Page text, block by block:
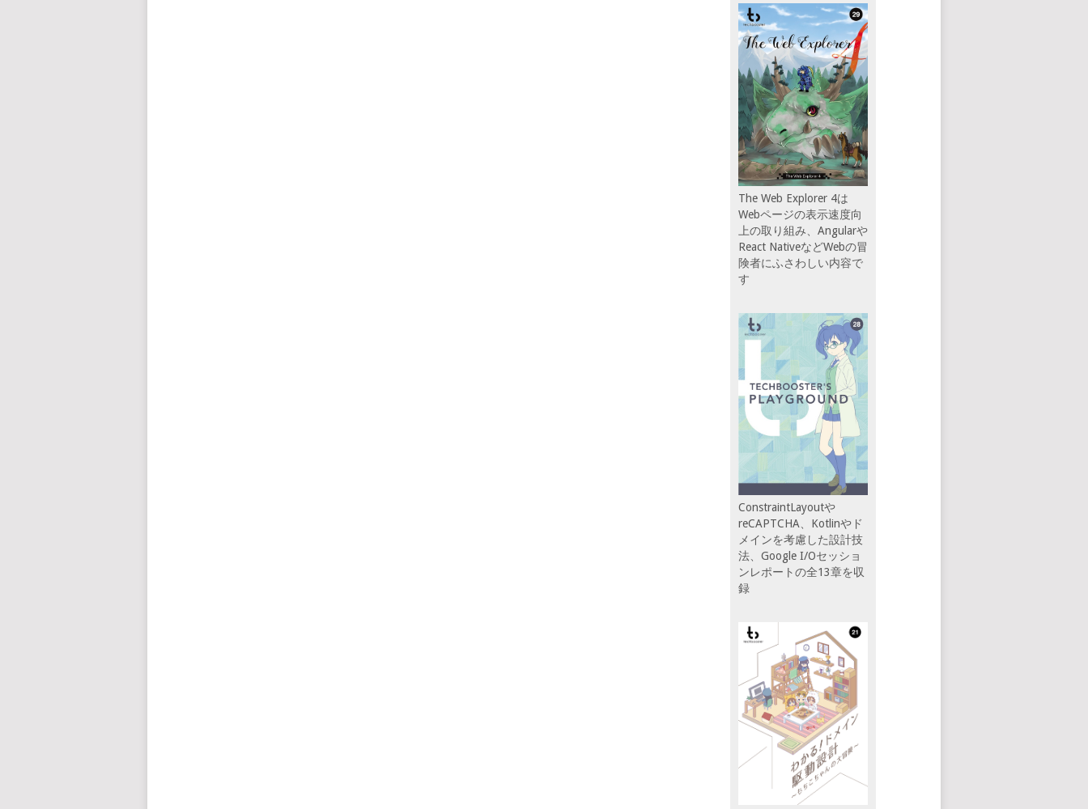
The Web Explorer 4は
Webページの表示速度向
上の取り組み、Angularや
React NativeなどWebの冒
険者にふさわしい内容で
す
ConstraintLayoutや
reCAPTCHA、Kotlinやド
メインを考慮した設計技
法、Google I/Oセッショ
ンレポートの全13章を収
録